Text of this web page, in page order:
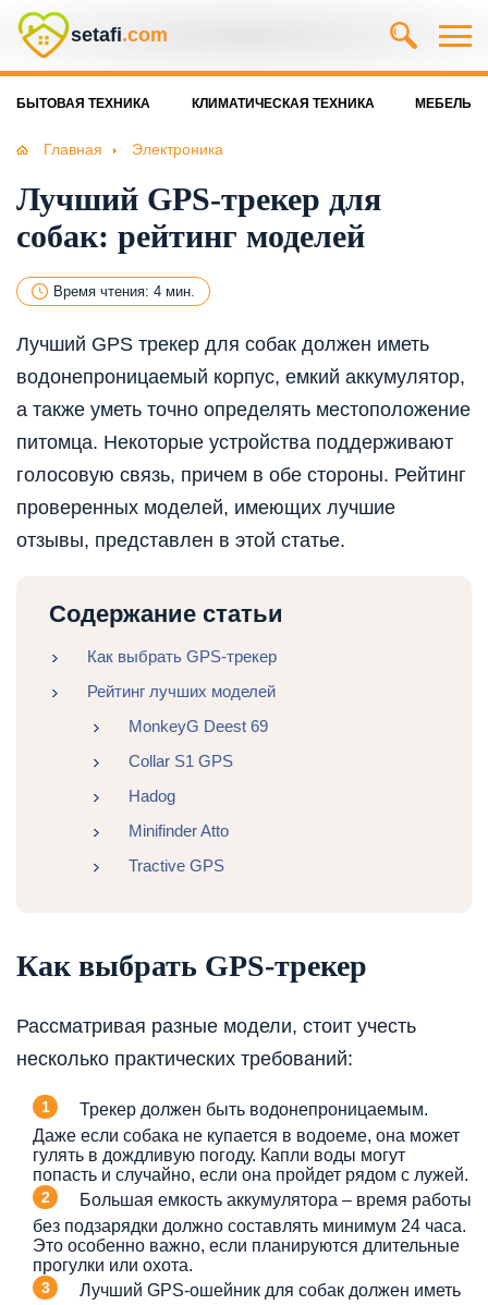
setafi.com
БЫТОВАЯ ТЕХНИКА КЛИМАТИЧЕСКАЯ ТЕХНИКА МЕБЕЛЬ
Главная Электроника
Лучший GPS-трекер для
собак: рейтинг моделей
Время чтения: 4 мин.
Лучший GPS трекер для собак должен иметь
водонепроницаемый корпус, емкий аккумулятор,
а также уметь точно определять местоположение
питомца. Некоторые устройства поддерживают
голосовую связь, причем в обе стороны. Рейтинг
проверенных моделей, имеющих лучшие
отзывы, представлен в этой статье.
Содержание статьи
Как выбрать GPS-трекер
Рейтинг лучших моделей
MonkeyG Deest 69
Collar S1 GPS
Hadog
Minifinder Atto
Tractive GPS
Как выбрать GPS-трекер
Рассматривая разные модели, стоит учесть
несколько практических требований:
Трекер должен быть водонепроницаемым.
Даже если собака не купается в водоеме, она может
гулять в дождливую погоду. Капли воды могут
попасть и случайно, если она пройдет рядом с лужей.
Большая емкость аккумулятора – время работы
без подзарядки должно составлять минимум 24 часа.
Это особенно важно, если планируются длительные
прогулки или охота.
Лучший GPS-ошейник для собак должен иметь